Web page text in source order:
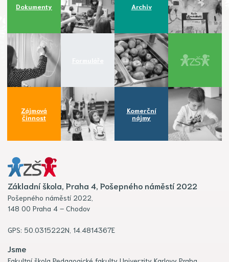
Dokumenty Archiv
Zájmová
činnost
Komerční
nájmy
Základní škola, Praha 4, Pošepného náměstí 2022
Pošepného náměstí 2022,
148 00 Praha 4 – Chodov
GPS: 50.0315222N, 14.4814367E
Jsme